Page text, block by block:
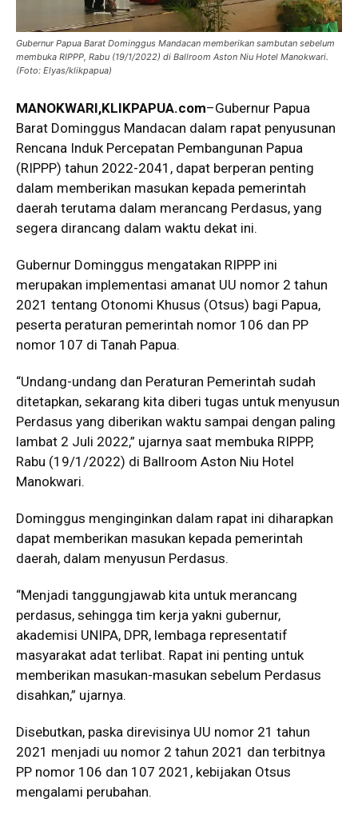
Gubernur Papua Barat Dominggus Mandacan memberikan sambutan sebelum
membuka RIPPP, Rabu (19/1/2022) di Ballroom Aston Niu Hotel Manokwari.
(Foto: Elyas/klikpapua)
MANOKWARI,KLIKPAPUA.com–Gubernur Papua
Barat Dominggus Mandacan dalam rapat penyusunan
Rencana Induk Percepatan Pembangunan Papua
(RIPPP) tahun 2022-2041, dapat berperan penting
dalam memberikan masukan kepada pemerintah
daerah terutama dalam merancang Perdasus, yang
segera dirancang dalam waktu dekat ini.
Gubernur Dominggus mengatakan RIPPP ini
merupakan implementasi amanat UU nomor 2 tahun
2021 tentang Otonomi Khusus (Otsus) bagi Papua,
peserta peraturan pemerintah nomor 106 dan PP
nomor 107 di Tanah Papua.
“Undang-undang dan Peraturan Pemerintah sudah
ditetapkan, sekarang kita diberi tugas untuk menyusun
Perdasus yang diberikan waktu sampai dengan paling
lambat 2 Juli 2022,” ujarnya saat membuka RIPPP,
Rabu (19/1/2022) di Ballroom Aston Niu Hotel
Manokwari.
Dominggus menginginkan dalam rapat ini diharapkan
dapat memberikan masukan kepada pemerintah
daerah, dalam menyusun Perdasus.
“Menjadi tanggungjawab kita untuk merancang
perdasus, sehingga tim kerja yakni gubernur,
akademisi UNIPA, DPR, lembaga representatif
masyarakat adat terlibat. Rapat ini penting untuk
memberikan masukan-masukan sebelum Perdasus
disahkan,” ujarnya.
Disebutkan, paska direvisinya UU nomor 21 tahun
2021 menjadi uu nomor 2 tahun 2021 dan terbitnya
PP nomor 106 dan 107 2021, kebijakan Otsus
mengalami perubahan.